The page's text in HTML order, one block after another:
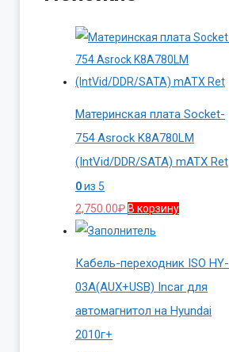
Материнская плата Socket-
754 Asrock K8A780LM
(IntVid/DDR/SATA) mATX Ret
0из 5
2,750.00₽ В корзину
Кабель-переходник ISO HY-
03A(AUX+USB) Incar для
автомагнитол на Hyundai
2010г+